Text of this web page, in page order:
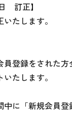
　訂正】
たします。
員登録をされた方
たします。
中に「新規会員